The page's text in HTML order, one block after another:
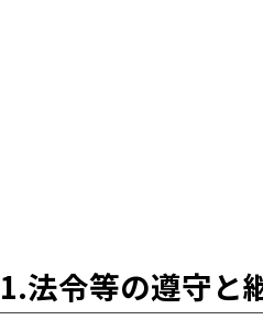
1.法令等の遵守と